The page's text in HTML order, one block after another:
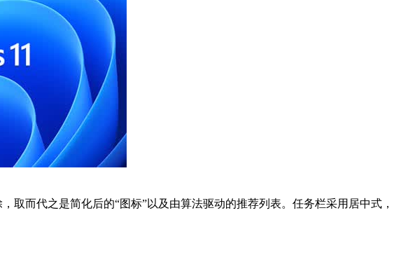
取而代之是简化后的“图标”以及由算法驱动的推荐列表。任务栏采用居中式，